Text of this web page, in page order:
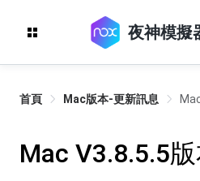
夜神模擬
首頁 Mac版本-更新訊息
Mac V3.8.5.5